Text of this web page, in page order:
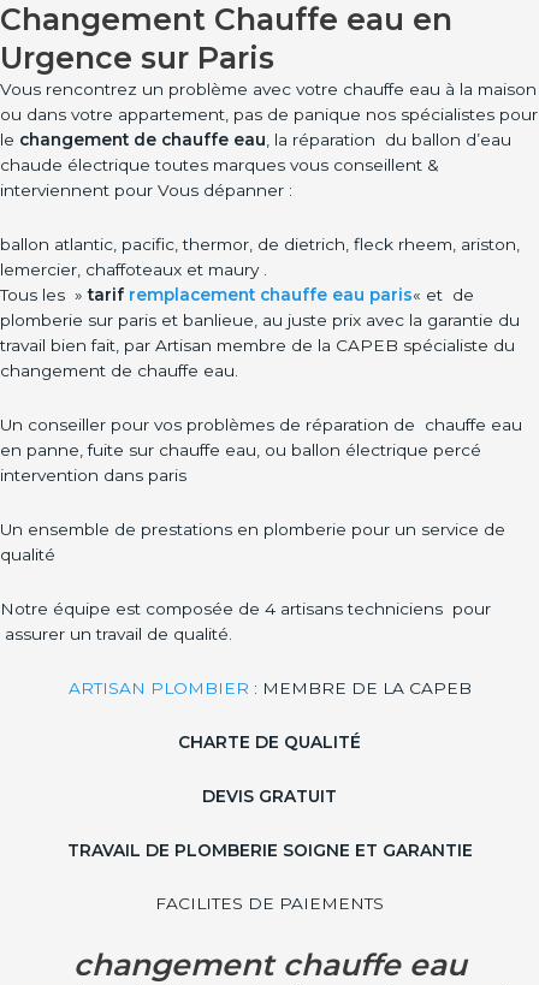
Changement Chauffe eau en
Urgence sur Paris
Vous rencontrez un problème avec votre chauffe eau à la maison
ou dans votre appartement, pas de panique nos spécialistes pour
le changement de chauffe eau , la réparation du ballon d’eau
chaude électrique toutes marques vous conseillent &
interviennent pour Vous dépanner :
ballon atlantic, pacific, thermor, de dietrich, fleck rheem, ariston,
lemercier, chaffoteaux et maury .
Tous les »tarif remplacement chauffe eau paris« et de
plomberie sur paris et banlieue, au juste prix avec la garantie du
travail bien fait, par Artisan membre de la CAPEB spécialiste du
changement de chauffe eau.
Un conseiller pour vos problèmes de réparation de chauffe eau
en panne, fuite sur chauffe eau, ou ballon électrique percé
intervention dans paris
Un ensemble de prestations en plomberie pour un service de
qualité
Notre équipe est composée de 4 artisans techniciens pour
assurer un travail de qualité.
ARTISAN PLOMBIER : MEMBRE DE LA CAPEB
CHARTE DE QUALITÉ
DEVIS GRATUIT
TRAVAIL DE PLOMBERIE SOIGNE ET GARANTIE
FACILITES DE PAIEMENTS
changement chauffe eau